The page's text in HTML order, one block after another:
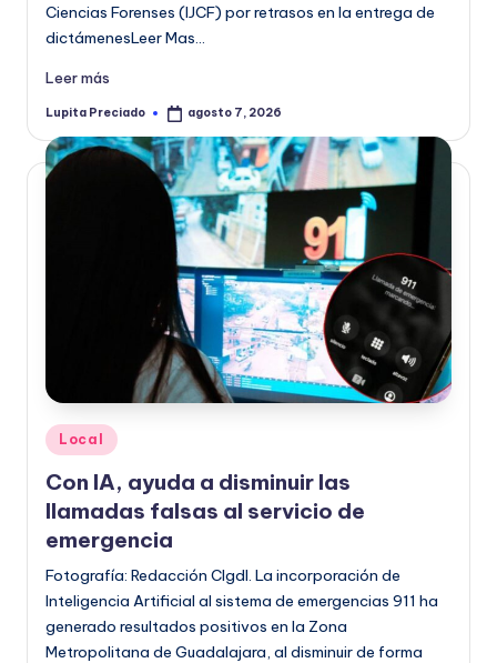
Ciencias Forenses (IJCF) por retrasos en la entrega de
dictámenesLeer Mas…
Leer más
Publicado
Lupita Preciado agosto 7, 2026
Publicado
en
Local
Con IA, ayuda a disminuir las
llamadas falsas al servicio de
emergencia
Fotografía: Redacción CIgdl. La incorporación de
Inteligencia Artificial al sistema de emergencias 911 ha
generado resultados positivos en la Zona
Metropolitana de Guadalajara, al disminuir de forma